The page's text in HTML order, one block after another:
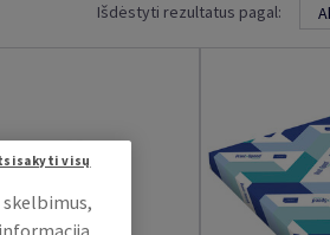
Išdėstyti rezultatus pagal:
visų